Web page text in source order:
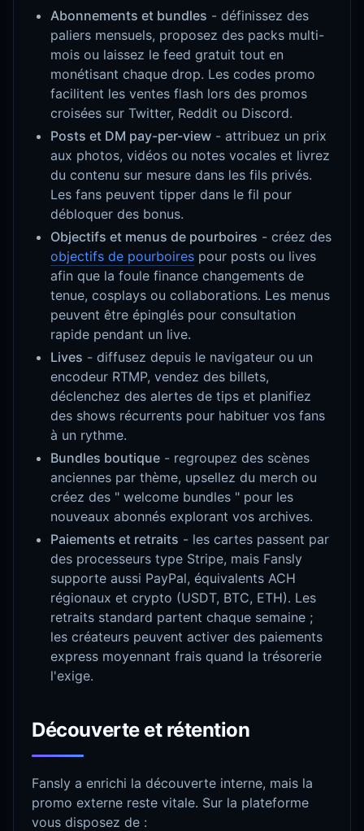
Abonnements et bundles - définissez des
paliers mensuels, proposez des packs multi-
mois ou laissez le feed gratuit tout en
monétisant chaque drop. Les codes promo
facilitent les ventes flash lors des promos
croisées sur Twitter, Reddit ou Discord.
Posts et DM pay-per-view- attribuez un prix
aux photos, vidéos ou notes vocales et livrez
du contenu sur mesure dans les fils privés.
Les fans peuvent tipper dans le fil pour
débloquer des bonus.
Objectifs et menus de pourboires - créez des
objectifs de pourboirespour posts ou lives
afin que la foule finance changements de
tenue, cosplays ou collaborations. Les menus
peuvent être épinglés pour consultation
rapide pendant un live.
Lives - diffusez depuis le navigateur ou un
encodeur RTMP, vendez des billets,
déclenchez des alertes de tips et planifiez
des shows récurrents pour habituer vos fans
à un rythme.
Bundles boutique- regroupez des scènes
anciennes par thème, upsellez du merch ou
créez des " welcome bundles " pour les
nouveaux abonnés explorant vos archives.
Paiements et retraits - les cartes passent par
des processeurs type Stripe, mais Fansly
supporte aussi PayPal, équivalents ACH
régionaux et crypto (USDT, BTC, ETH). Les
retraits standard partent chaque semaine ;
les créateurs peuvent activer des paiements
express moyennant frais quand la trésorerie
l'exige.
Découverte et rétention
Fansly a enrichi la découverte interne, mais la
promo externe reste vitale. Sur la plateforme
vous disposez de :